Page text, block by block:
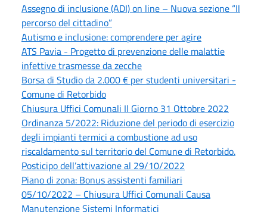
Assegno di inclusione (ADI) on line – Nuova sezione “Il
percorso del cittadino”
Autismo e inclusione: comprendere per agire
ATS Pavia - Progetto di prevenzione delle malattie
infettive trasmesse da zecche
Borsa di Studio da 2.000 € per studenti universitari -
Comune di Retorbido
Chiusura Uffici Comunali Il Giorno 31 Ottobre 2022
Ordinanza 5/2022: Riduzione del periodo di esercizio
degli impianti termici a combustione ad uso
riscaldamento sul territorio del Comune di Retorbido.
Posticipo dell’attivazione al 29/10/2022
Piano di zona: Bonus assistenti familiari
05/10/2022 – Chiusura Uffici Comunali Causa
Manutenzione Sistemi Informatici